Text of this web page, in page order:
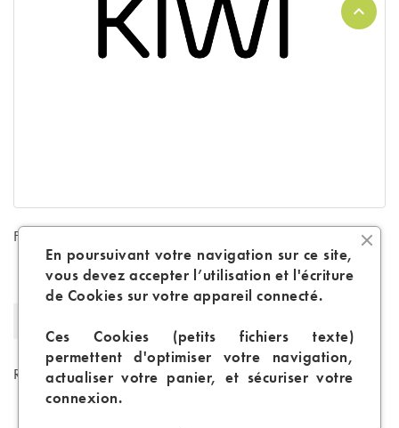
Fiche technique
Résistance 1,2 ohm
Références spécifiques
En poursuivant votre navigation sur ce site,
vous devez accepter l’utilisation et l'écriture
de Cookies sur votre appareil connecté.
Ces Cookies (petits fichiers texte)
permettent d'optimiser votre navigation,
actualiser votre panier, et sécuriser votre
connexion.